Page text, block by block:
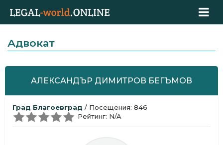
Адвокат
АЛЕКСАНДЪР ДИМИТРОВ БЕГЪМОВ
Град Благоевград / Посещения: 846
Рейтинг: N/A